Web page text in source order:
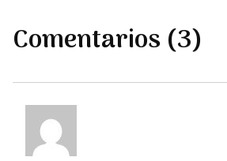
Comentarios (3)